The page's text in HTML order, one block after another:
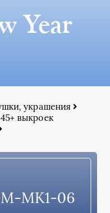
Year
украшения
выкроек
MK1-06